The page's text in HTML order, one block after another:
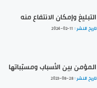
التبليغ وإمكان الانتفاع منه
تاريخ النشر : 2024-02-11
المؤمن بين الأسباب ومسبّباتها
تاريخ النشر :2023-08-28